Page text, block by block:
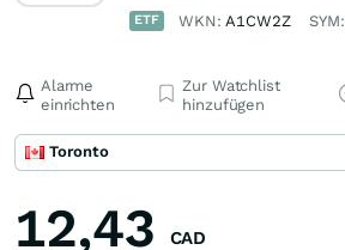
ETF WKN:A1CW2Z SYM:
Alarme
einrichten
Zur Watchlist
hinzufügen
Toronto
12,43 CAD